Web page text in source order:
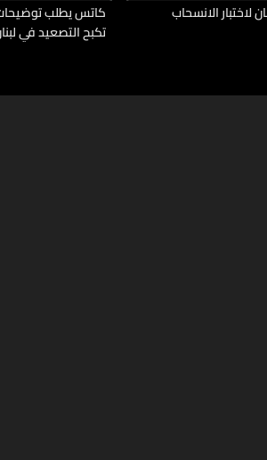
لاختبار الانسحاب
كاتس يطلب
تكبح التصعيد في